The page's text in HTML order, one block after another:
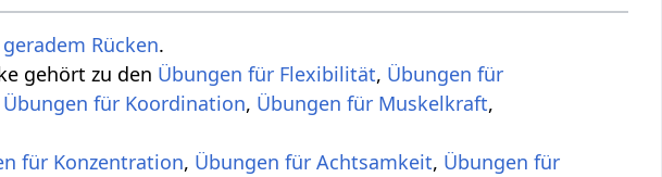
Rücken.
gehört zu den Übungen für Flexibilität, Übungen für
Übungen für Koordination, Übungen für Muskelkraft,
für Konzentration, Übungen für Achtsamkeit, Übungen für